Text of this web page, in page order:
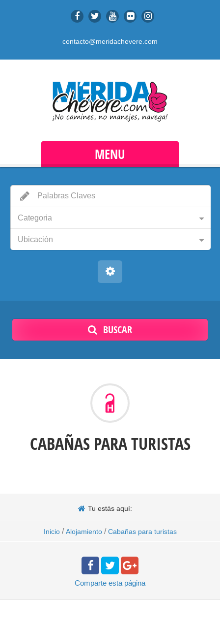
contacto@meridachevere.com
MENU
Categoria
Ubicación
BUSCAR
CABAÑAS PARA TURISTAS
Tu estás aquí:
Inicio / Alojamiento / Cabañas para turistas
Comparte esta página